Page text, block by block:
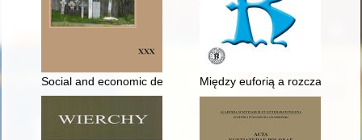
Social and economic determinants of the Wallachian
Między euforią a